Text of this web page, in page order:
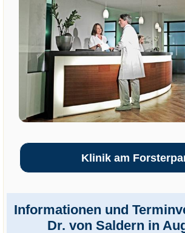
Klinik am
Informationen und
Dr. von Saldern in